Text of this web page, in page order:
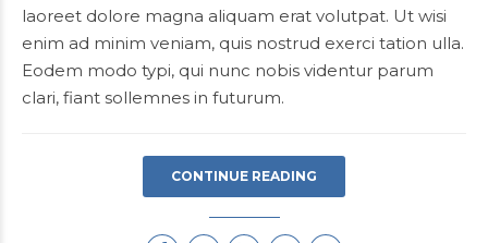
laoreet dolore magna aliquam erat volutpat. Ut wisi
enim ad minim veniam, quis nostrud exerci tation ulla.
Eodem modo typi, qui nunc nobis videntur parum
clari, fiant sollemnes in futurum.
CONTINUE READING